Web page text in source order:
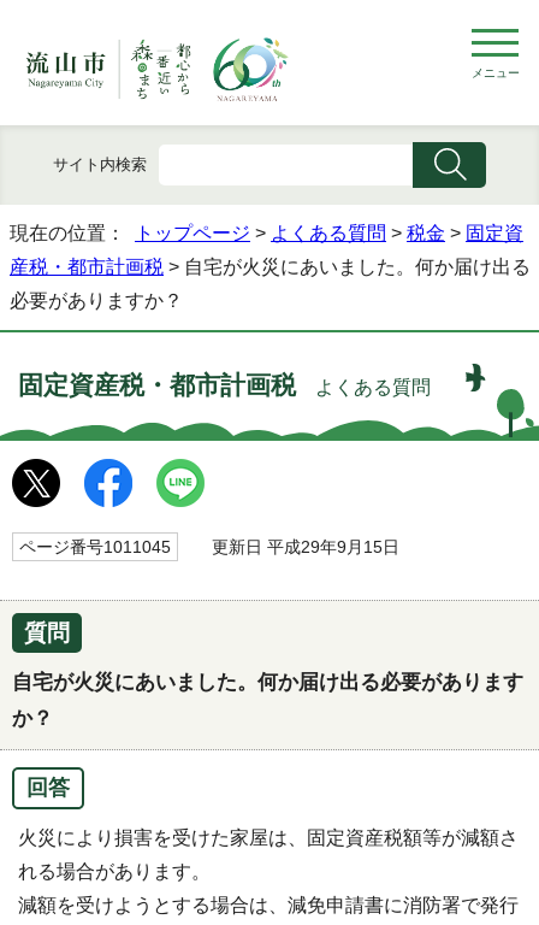
メニュー
サイト内検索
現在の位置： トップページ > よくある質問 > 税金 > 固定資
産税・都市計画税 > 自宅が火災にあいました。何か届け出る
必要がありますか？
固定資産税・都市計画税よくある質問
ページ番号1011045 更新日 平成29年9月15日
質問
自宅が火災にあいました。何か届け出る必要があります
か？
回答
火災により損害を受けた家屋は、固定資産税額等が減額さ
れる場合があります。
減額を受けようとする場合は、減免申請書に消防署で発行